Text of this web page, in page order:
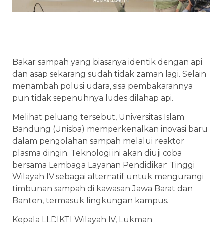
Bakar sampah yang biasanya identik dengan api
dan asap sekarang sudah tidak zaman lagi. Selain
menambah polusi udara, sisa pembakarannya
pun tidak sepenuhnya ludes dilahap api.
Melihat peluang tersebut, Universitas Islam
Bandung (Unisba) memperkenalkan inovasi baru
dalam pengolahan sampah melalui reaktor
plasma dingin. Teknologi ini akan diuji coba
bersama Lembaga Layanan Pendidikan Tinggi
Wilayah IV sebagai alternatif untuk mengurangi
timbunan sampah di kawasan Jawa Barat dan
Banten, termasuk lingkungan kampus.
Kepala LLDIKTI Wilayah IV, Lukman